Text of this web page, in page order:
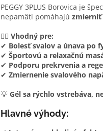
PEGGY 3PLUS Borovica je
nepamäti pomáhajú zmierniť
💆‍♂️ Vhodný pre:
✔ Bolesť svalov a únava po
✔ Športovú a relaxačnú
✔ Podporu prekrvenia a
✔ Zmiernenie svalového
💡 Gél sa rýchlo vstrebáva,
Hlavné výhody: